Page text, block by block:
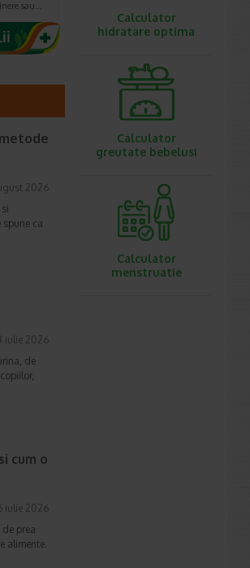
sau…
2026
ca
iulie 2026
de
cum o
iulie 2026
prea
alimente.
Calculator
hidratare optima
Calculator
greutate bebelusi
Calculator
menstruatie